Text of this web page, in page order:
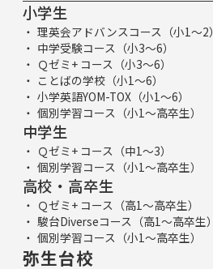
小学生
理英会アドバンスコース（小1～2）
中学受験コース（小3～6）
Ｑゼミ+ コース（小3～6）
ことばの学校（小1～6）
小学英語YOM-TOX（小1～6）
個別学習コース（小1～高卒生）
中学生
Ｑゼミ+ コース（中1～3）
個別学習コース（小1～高卒生）
高校・高卒生
Ｑゼミ+ コース（高1～高卒生）
駿台Diverseコース（高1～高卒生）
個別学習コース（小1～高卒生）
弥生台校